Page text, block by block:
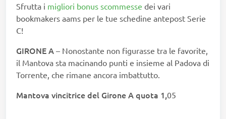
Sfrutta i migliori bonus scommesse dei vari
bookmakers aams per le tue schedine antepost Serie
C!
GIRONE A – Nonostante non figurasse tra le favorite,
il Mantova sta macinando punti e insieme al Padova di
Torrente, che rimane ancora imbattutto.
Mantova vincitrice del Girone A quota 1,05